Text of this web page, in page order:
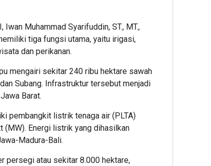
Muhammad Syarifuddin, ST., MT.,
tiga fungsi utama, yaitu irigasi,
dan perikanan.
mengairi sekitar 240 ribu hektare sawah
Subang. Infrastruktur tersebut menjadi
Barat.
pembangkit listrik tenaga air (PLTA)
(MW). Energi listrik yang dihasilkan
Madura-Bali.
persegi atau sekitar 8.000 hektare,